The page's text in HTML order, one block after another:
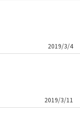
2019/3/4
2019/3/11